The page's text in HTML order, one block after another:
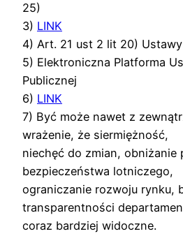
25)
3) LINK
4) Art. 21 ust 2 lit 20)
5) Elektroniczna Platforma
Publicznej
6) LINK
7) Być może nawet z
wrażenie, że siermiężność,
niechęć do zmian, obniżanie
bezpieczeństwa lotniczego,
ograniczanie rozwoju rynku,
transparentności
coraz bardziej widoczne.